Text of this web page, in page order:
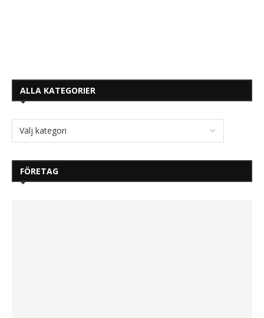
ALLA KATEGORIER
FÖRETAG